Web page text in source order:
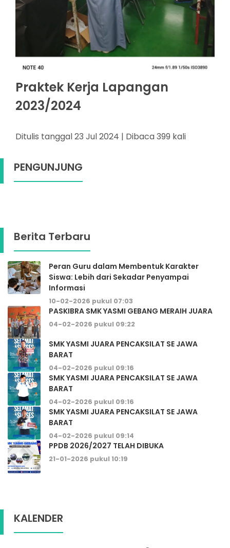
Praktek Kerja Lapangan
2023/2024
Ditulis tanggal 23 Jul 2024 | Dibaca 399 kali
PENGUNJUNG
Berita Terbaru
Peran Guru dalam Membentuk Karakter
Siswa: Lebih dari Sekadar Penyampai
Informasi
10-02-2026 pukul 07:03
PASKIBRA SMK YASMI GEBANG MERAIH JUARA
04-02-2026 pukul 09:22
SMK YASMI JUARA PENCAKSILAT SE JAWA
BARAT
04-02-2026 pukul 09:16
SMK YASMI JUARA PENCAKSILAT SE JAWA
BARAT
04-02-2026 pukul 09:16
SMK YASMI JUARA PENCAKSILAT SE JAWA
BARAT
04-02-2026 pukul 09:14
PPDB 2026/2027 TELAH DIBUKA
21-01-2026 pukul 10:19
KALENDER